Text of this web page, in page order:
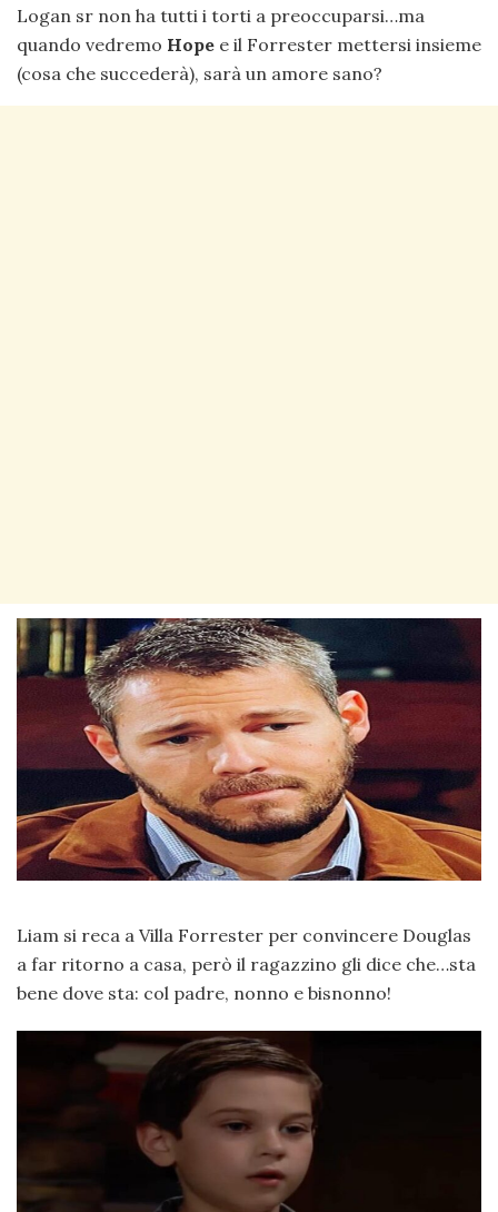
Logan sr non ha tutti i torti a preoccuparsi…ma
quando vedremo Hope e il Forrester mettersi insieme
(cosa che succederà), sarà un amore sano?
Liam si reca a Villa Forrester per convincere Douglas
a far ritorno a casa, però il ragazzino gli dice che…sta
bene dove sta: col padre, nonno e bisnonno!